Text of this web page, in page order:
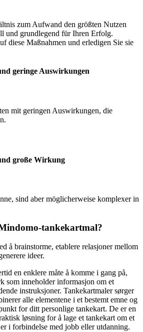
zum Aufwand den größten Nutzen
und grundlegend für Ihren Erfolg.
diese Maßnahmen und erledigen Sie sie
geringe Auswirkungen
mit geringen Auswirkungen, die
große Wirkung
sind aber möglicherweise komplexer in
tankekartmal?
å brainstorme, etablere relasjoner mellom
ideer.
en enklere måte å komme i gang på,
som inneholder informasjon om et
instruksjoner. Tankekartmaler sørger
alle elementene i et bestemt emne og
for ditt personlige tankekart. De er en
løsning for å lage et tankekart om et
i forbindelse med jobb eller utdanning.